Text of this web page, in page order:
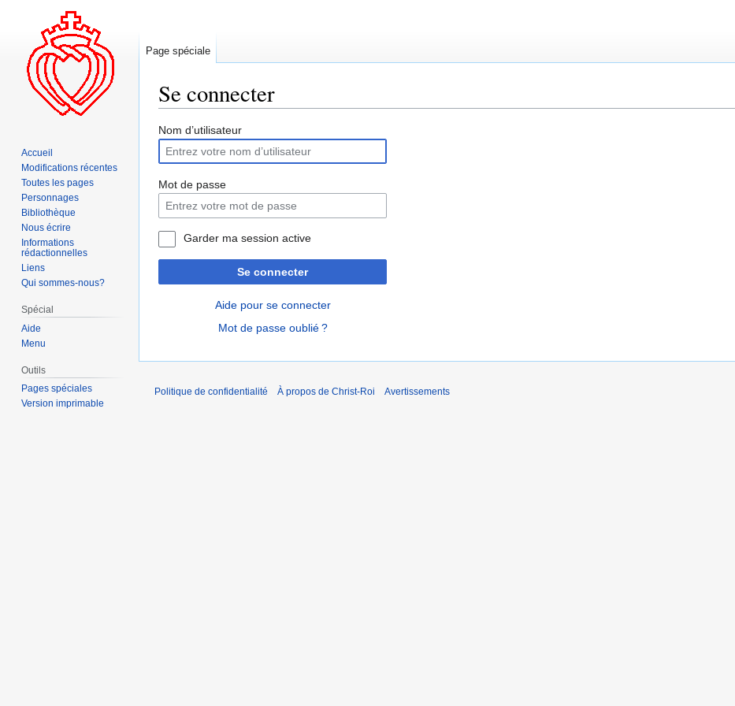
Se connecter
Aller
la
navigation
Aller
la
recherche
Nom d’utilisateur
Mot de passe
Garder ma session active
Se connecter
Aide pour se connecter
Mot de passe oublié ?
Page spéciale
Accueil
Modifications récentes
Toutes les pages
Personnages
Bibliothèque
Nous écrire
Informations
rédactionnelles
Liens
Qui sommes-nous?
Spécial
Aide
Menu
Outils
Pages spéciales
Version imprimable
Politique de confidentialité À propos de Christ-Roi Avertissements